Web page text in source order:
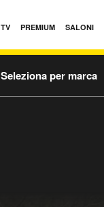
TV PREMIUM SALONI
Seleziona per marca